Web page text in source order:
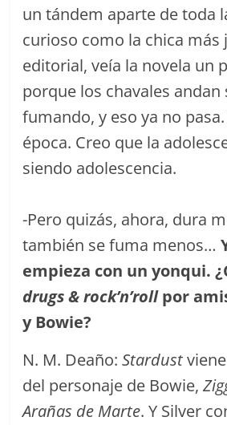
un tándem aparte de toda
curioso como la chica más
editorial, veía la novela un
porque los chavales andan
fumando, y eso ya no
época. Creo que la
siendo adolescencia.
-Pero quizás, ahora, dura
también se fuma menos…
empieza con un yonqui.
drugs & rock’n’rollpor
y Bowie?
N. M. Deaño:Stardust
del personaje de Bowie,
Arañas de Marte. Y Silver